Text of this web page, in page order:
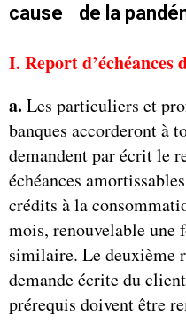
cause de la
I. Report d’échéances
a. Les particuliers et
banques accorderont à
demandent par écrit le
échéances
crédits à la
mois, renouvelable une
similaire. Le deuxième
demande écrite du
prérequis doivent être